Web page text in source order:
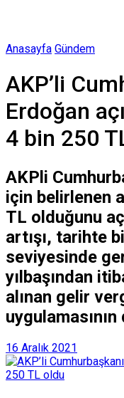
Anasayfa Gündem
AKP’li
Erdoğan
4 bin 250
AKPli
için belirlenen
TL olduğunu
artışı, tarihte
seviyesinde
yılbaşından
alınan gelir
16 Aralık 2021